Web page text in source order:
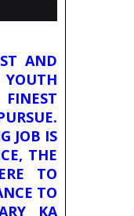
AND
JOB IS
THE
TO
TO
KA